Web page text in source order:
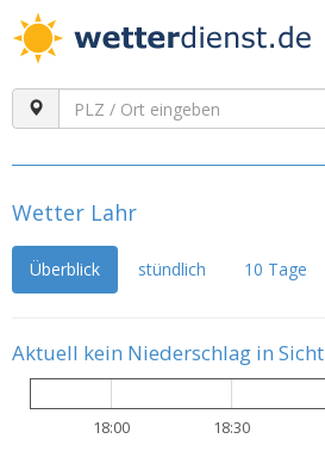
Wetter Lahr
Überblick stündlich 10 Tage
Aktuell kein Niederschlag in Sicht
18:00 18:30